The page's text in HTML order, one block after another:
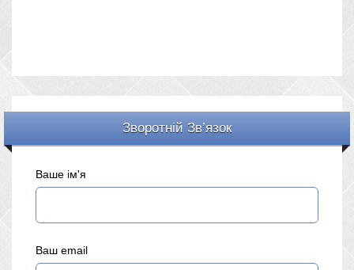
Зворотній Зв’язок
Ваше ім'я
Ваш email